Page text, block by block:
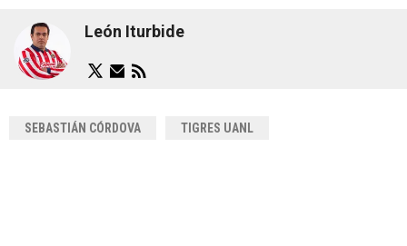
León Iturbide
SEBASTIÁN CÓRDOVA TIGRES UANL